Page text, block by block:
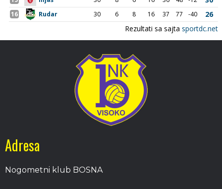
Adresa
Nogometni klub BOSNA